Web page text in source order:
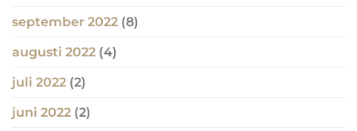
september 2022 (8)
augusti 2022 (4)
juli 2022 (2)
juni 2022 (2)